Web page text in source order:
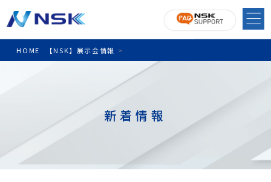
HOME >
【NSK】展示会情報
新着情報